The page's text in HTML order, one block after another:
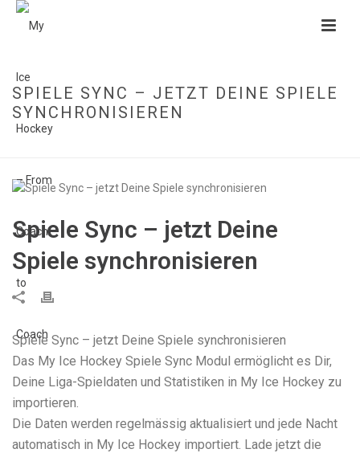
SPIELE SYNC – JETZT DEINE SPIELE
SYNCHRONISIEREN
Spiele Sync – jetzt Deine
Spiele synchronisieren
Spiele Sync – jetzt Deine Spiele synchronisieren
Das My Ice Hockey Spiele Sync Modul ermöglicht es Dir,
Deine Liga-Spieldaten und Statistiken in My Ice Hockey zu
importieren.
Die Daten werden regelmässig aktualisiert und jede Nacht
automatisch in My Ice Hockey importiert. Lade jetzt die